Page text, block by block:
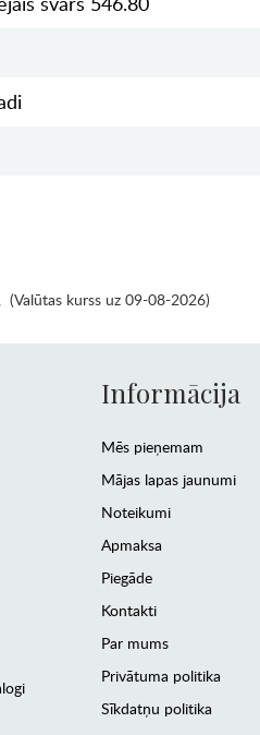
, (Valūtas kurss uz 09-08-2026)
Informācija
Mēs pieņemam
Mājas lapas jaunumi
Noteikumi
Apmaksa
Piegāde
Kontakti
Par mums
Privātuma politika
Sīkdatņu politika